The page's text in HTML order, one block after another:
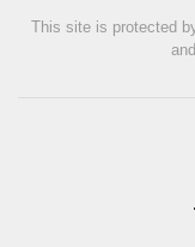
This site is protected
and